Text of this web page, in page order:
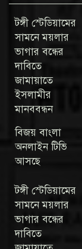
টঙ্গী স্টেডিয়ামের
সামনে ময়লার
ভাগার বন্ধের
দাবিতে
জামায়াতে
ইসলামীর
মানববন্ধন
বিজয় বাংলা
অনলাইন টিভি
আসছে
টঙ্গী স্টেডিয়ামের
সামনে ময়লার
ভাগার বন্ধের
দাবিতে